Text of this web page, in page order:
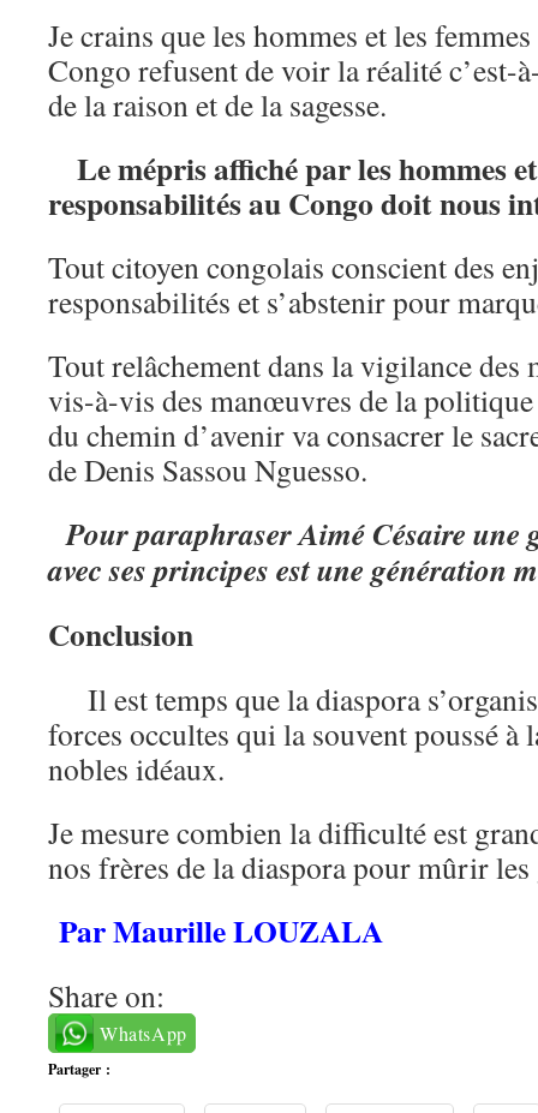
Je crains que les hommes et les
Congo refusent de voir la réalité c’est-
de la raison et de la sagesse.
Le mépris affiché par les hommes
responsabilités au Congo doit nous
Tout citoyen congolais conscient des
responsabilités et s’abstenir pour
Tout relâchement dans la vigilance des
vis-à-vis des manœuvres de la
du chemin d’avenir va consacrer le
de Denis Sassou Nguesso.
Pour paraphraser Aimé Césaire une
avec ses principes est une génération
Conclusion
Il est temps que la diaspora
forces occultes qui la souvent poussé à
nobles idéaux.
Je mesure combien la difficulté est
nos frères de la diaspora pour mûrir les
Par Maurille LOUZALA
Share on:
WhatsApp
Partager :